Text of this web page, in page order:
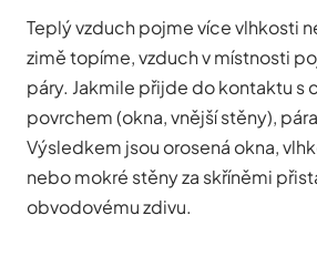
Teplý vzduch pojme více vlhkosti
zimě topíme, vzduch v místnosti
páry. Jakmile přijde do kontaktu s
povrchem (okna, vnější stěny),
Výsledkem jsou orosená okna,
nebo mokré stěny za skříněmi
obvodovému zdivu.